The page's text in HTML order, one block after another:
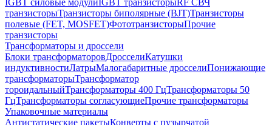
IGBT силовые модулиIGBT транзисторыRF СВЧ
транзисторыТранзисторы биполярные (BJT)Транзисторы
полевые (FET, MOSFET)ФототранзисторыПрочие
транзисторы
Трансформаторы и дроссели
Блоки трансформаторовДросселиКатушки
индуктивностиЛатрыМалогабаритные дросселиПонижающие
трансформаторыТрансформатор
тороидальныйТрансформаторы 400 ГцТрансформаторы 50
ГцТрансформаторы согласующиеПрочие трансформаторы
Упаковочные материалы
Антистатические пакетыКонверты с пузырчатой